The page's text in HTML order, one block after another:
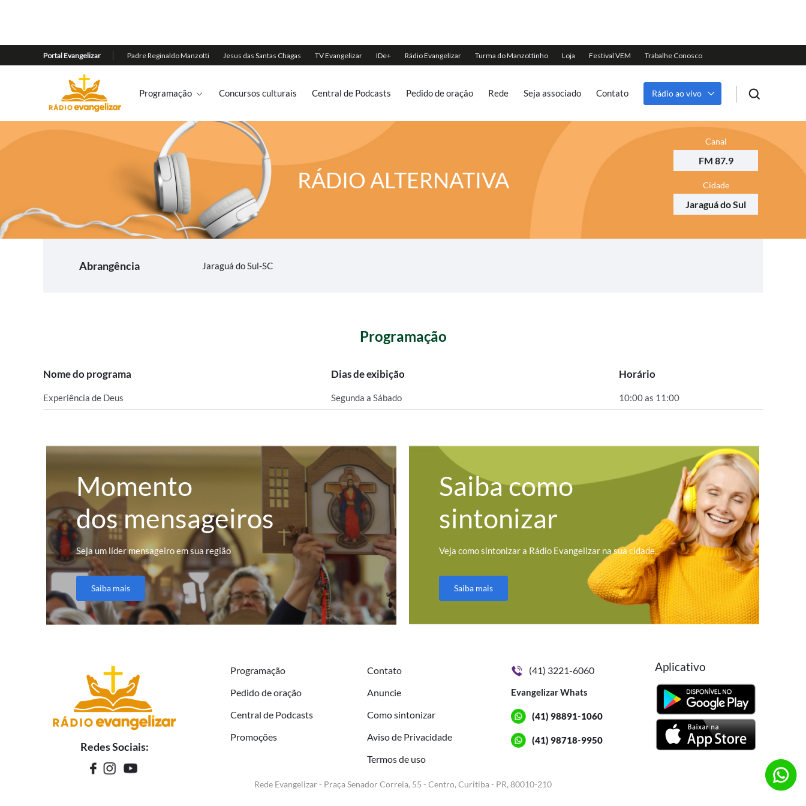
Programação Concursos culturais Central de Podcasts Pedido de oração Rede Seja associado Contato Rádio ao vivo
RÁDIO ALTERNATIVA
Canal
FM 87.9
Cidade
Jaraguá do Sul
Abrangência Jaraguá do Sul-SC
Programação
Nome do programa Dias de exibição Horário
Experiência de Deus Segunda a Sábado 10:00 as 11:00
Momento
dos mensageiros
Seja um líder mensageiro em sua região
Saiba mais
Saiba como
sintonizar
Veja como sintonizar a Rádio Evangelizar na sua cidade.
Saiba mais
Redes Sociais:
Programação
Pedido de oração
Central de Podcasts
Promoções
Contato
Anuncie
Como sintonizar
Aviso de Privacidade
Termos de uso
(41) 3221-6060
Evangelizar Whats
(41) 98891-1060
(41) 98718-9950
Aplicativo
Rede Evangelizar - Praça Senador Correia, 55 - Centro, Curitiba - PR, 80010-210